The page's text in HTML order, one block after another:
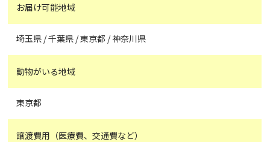
お届け可能地域
埼玉県 / 千葉県 / 東京都 / 神奈川県
動物がいる地域
東京都
譲渡費用（医療費、交通費など）